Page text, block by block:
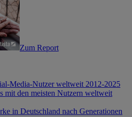
Zum Report
Media-Nutzer weltweit 2012-2025
mit den meisten Nutzern weltweit
in Deutschland nach Generationen